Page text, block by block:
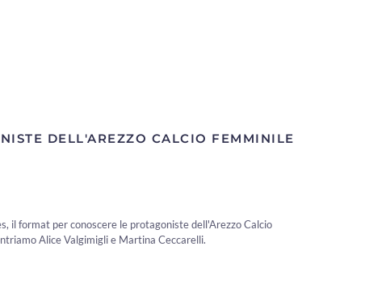
DELL'AREZZO CALCIO FEMMINILE
il format per conoscere le protagoniste dell'Arezzo Calcio
Alice Valgimigli e Martina Ceccarelli.